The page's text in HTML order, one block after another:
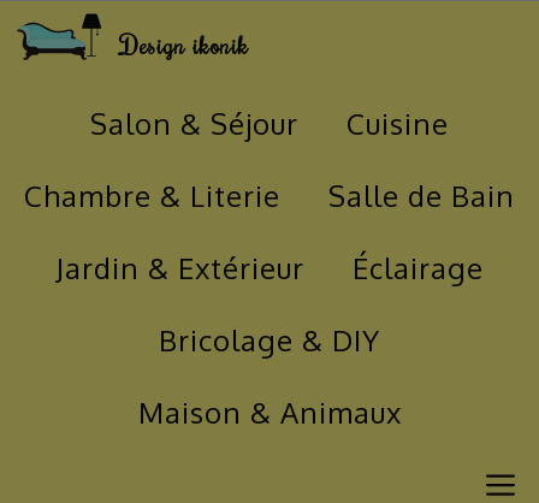
Aller
Design ikonik
Salon & Séjour
Cuisine
Chambre & Literie
Salle de Bain
Jardin & Extérieur
Éclairage
Bricolage & DIY
Maison & Animaux